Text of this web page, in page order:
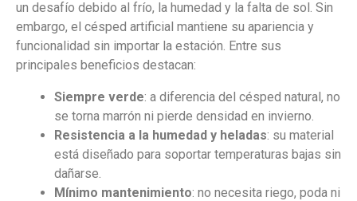
un desafío debido al frío, la humedad y la falta de sol. Sin
embargo, el césped artificial mantiene su apariencia y
funcionalidad sin importar la estación. Entre sus
principales beneficios destacan:
Siempre verde: a diferencia del césped natural, no
se torna marrón ni pierde densidad en invierno.
Resistencia a la humedad y heladas: su material
está diseñado para soportar temperaturas bajas sin
dañarse.
Mínimo mantenimiento: no necesita riego, poda ni